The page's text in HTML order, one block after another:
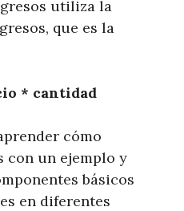
utiliza la
que es la
* cantidad
cómo
con un ejemplo y
básicos
en diferentes